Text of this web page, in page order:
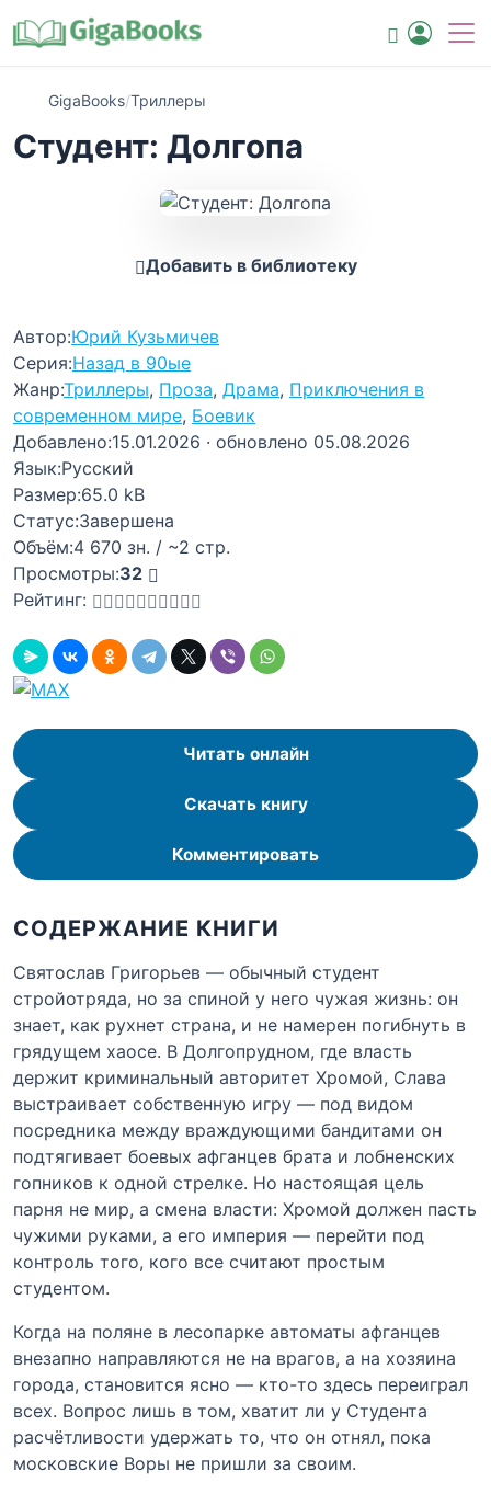
GigaBooks/Триллеры
Студент: Долгопа
Добавить в библиотеку
Автор:Юрий Кузьмичев
Серия:Назад в 90ые
Жанр:Триллеры, Проза, Драма, Приключения в
современном мире, Боевик
Добавлено:15.01.2026 · обновлено 05.08.2026
Язык:Русский
Размер:65.0 kB
Статус:Завершена
Объём:4 670 зн. / ~2 стр.
Просмотры:32
Рейтинг:
Читать онлайн
Скачать книгу
Комментировать
СОДЕРЖАНИЕ КНИГИ
Святослав Григорьев — обычный студент
стройотряда, но за спиной у него чужая жизнь: он
знает, как рухнет страна, и не намерен погибнуть в
грядущем хаосе. В Долгопрудном, где власть
держит криминальный авторитет Хромой, Слава
выстраивает собственную игру — под видом
посредника между враждующими бандитами он
подтягивает боевых афганцев брата и лобненских
гопников к одной стрелке. Но настоящая цель
парня не мир, а смена власти: Хромой должен пасть
чужими руками, а его империя — перейти под
контроль того, кого все считают простым
студентом.
Когда на поляне в лесопарке автоматы афганцев
внезапно направляются не на врагов, а на хозяина
города, становится ясно — кто-то здесь переиграл
всех. Вопрос лишь в том, хватит ли у Студента
расчётливости удержать то, что он отнял, пока
московские Воры не пришли за своим.